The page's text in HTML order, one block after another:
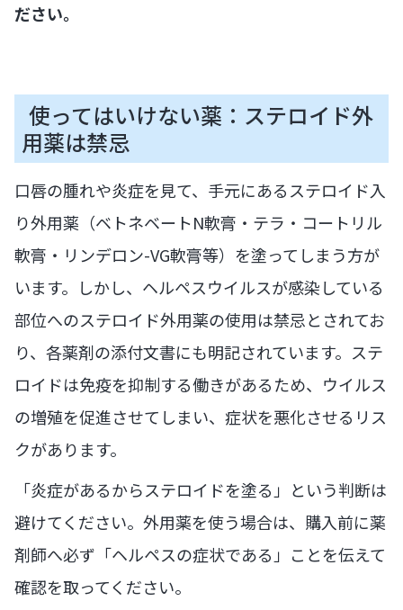
ださい。
使ってはいけない薬：ステロイド外
用薬は禁忌
口唇の腫れや炎症を見て、手元にあるステロイド入
り外用薬（ベトネベートN軟膏・テラ・コートリル
軟膏・リンデロン-VG軟膏等）を塗ってしまう方が
います。しかし、ヘルペスウイルスが感染している
部位へのステロイド外用薬の使用は禁忌とされてお
り、各薬剤の添付文書にも明記されています。ステ
ロイドは免疫を抑制する働きがあるため、ウイルス
の増殖を促進させてしまい、症状を悪化させるリス
クがあります。
「炎症があるからステロイドを塗る」という判断は
避けてください。外用薬を使う場合は、購入前に薬
剤師へ必ず「ヘルペスの症状である」ことを伝えて
確認を取ってください。